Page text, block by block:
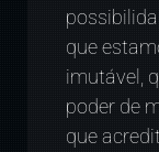
que
imutável,
poder de
que